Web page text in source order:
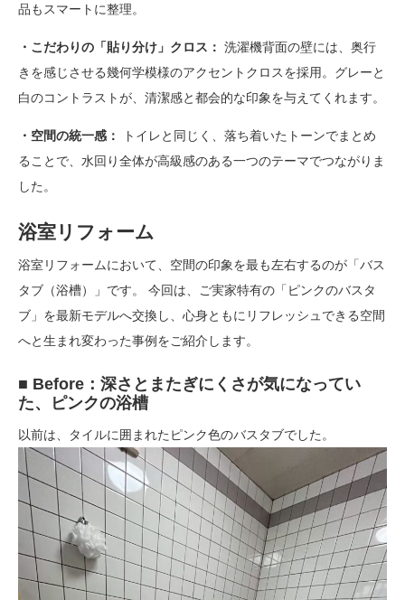
品もスマートに整理。
・こだわりの「貼り分け」クロス： 洗濯機背面の壁には、奥行
きを感じさせる幾何学模様のアクセントクロスを採用。グレーと
白のコントラストが、清潔感と都会的な印象を与えてくれます。
・空間の統一感：
トイレと同じく、落ち着いたトーンでまとめ
ることで、水回り全体が高級感のある一つのテーマでつながりま
した。
浴室リフォーム
浴室リフォームにおいて、空間の印象を最も左右するのが「バス
タブ（浴槽）」です。 今回は、ご実家特有の「ピンクのバスタ
ブ」を最新モデルへ交換し、心身ともにリフレッシュできる空間
へと生まれ変わった事例をご紹介します。
■ Before：深さとまたぎにくさが気になってい
た、ピンクの浴槽
以前は、タイルに囲まれたピンク色のバスタブでした。